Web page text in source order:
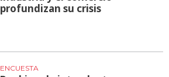
profundizan su crisis
ENCUESTA